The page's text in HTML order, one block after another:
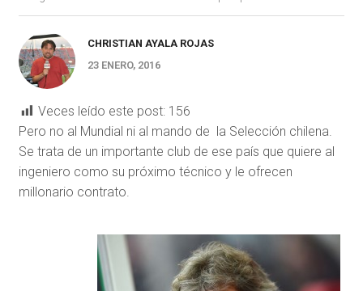
CHRISTIAN AYALA ROJAS
23 ENERO, 2016
Veces leído este post: 156
Pero no al Mundial ni al mando de la Selección chilena.
Se trata de un importante club de ese país que quiere al
ingeniero como su próximo técnico y le ofrecen
millonario contrato.